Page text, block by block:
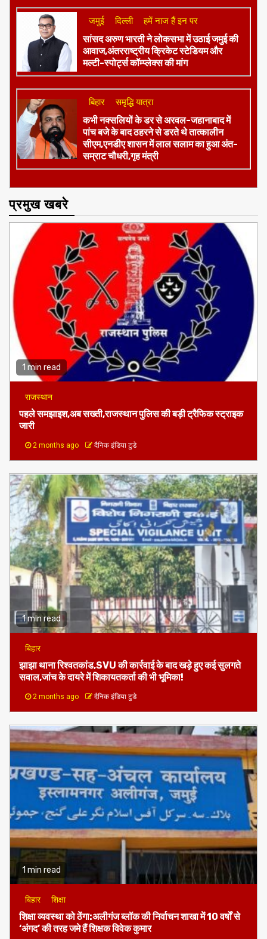
जमुई दिल्ली हमें नाज हैं इन पर
​सांसद अरुण भारती ने लोकसभा में उठाई जमुई की
आवाज,अंतरराष्ट्रीय क्रिकेट स्टेडियम और
मल्टी-स्पोर्ट्स कॉम्प्लेक्स की मांग
बिहार समृद्धि यात्रा
कभी नक्सलियों के डर से अरवल-जहानाबाद में
पांच बजे के बाद ठहरने से डरते थे तात्कालीन
सीएम,एनडीए शासन में लाल सलाम का हुआ अंत-
सम्राट चौधरी,गृह मंत्री
प्रमुख खबरे
1 min read
राजस्थान
पहले समझाइश,अब सख्ती,राजस्थान पुलिस की बड़ी ट्रैफिक स्ट्राइक
जारी
2 months ago दैनिक इंडिया टुडे
1 min read
बिहार
झाझा थाना रिश्वतकांड,SVU की कार्रवाई के बाद खड़े हुए कई सुलगते
सवाल,जांच के दायरे में शिकायतकर्ता की भी भूमिका!
2 months ago दैनिक इंडिया टुडे
1 min read
बिहार शिक्षा
शिक्षा व्यवस्था को ठेंगा:अलीगंज ब्लॉक की निर्वाचन शाखा में 10 वर्षों से
‘अंगद’ की तरह जमे हैं शिक्षक विवेक कुमार